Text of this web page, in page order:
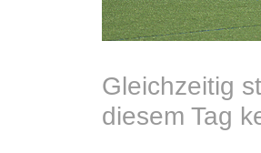
Gleichzeitig
diesem Tag